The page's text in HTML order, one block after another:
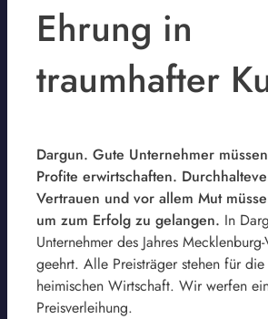
Ehrung in
traumhafter
Dargun. Gute Unternehmer
Profite erwirtschaften.
Vertrauen und vor allem Mut
um zum Erfolg zu gelangen. In
Unternehmer des Jahres
geehrt. Alle Preisträger stehen für
heimischen Wirtschaft. Wir werfen
Preisverleihung.